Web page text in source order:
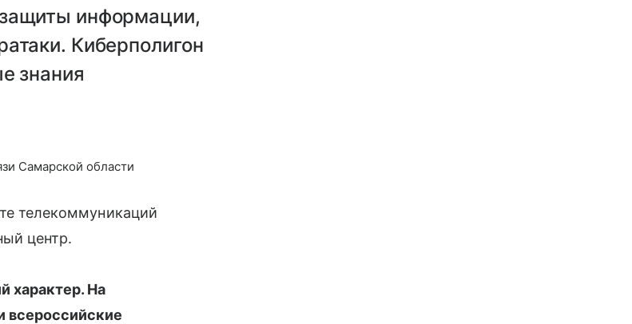
информации,
Киберполигон
знания
Самарской области
телекоммуникаций
центр.
характер. На
всероссийские